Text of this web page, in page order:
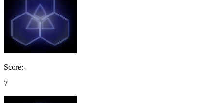
Score:-
7